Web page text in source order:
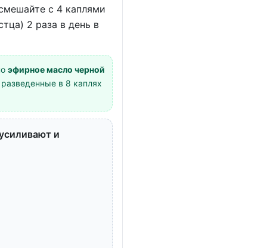
с 4 каплями
2 раза в день в
эфирное масло черной
в 8 каплях
и